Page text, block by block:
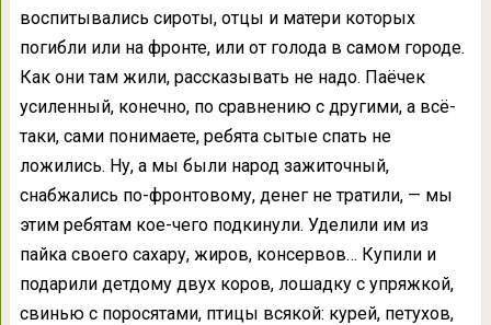
воспитывались сироты, отцы и матери которых
погибли или на фронте, или от голода в самом городе.
Как они там жили, рассказывать не надо. Паёчек
усиленный, конечно, по сравнению с другими, а всё-
таки, сами понимаете, ребята сытые спать не
ложились. Ну, а мы были народ зажиточный,
снабжались по-фронтовому, денег не тратили, — мы
этим ребятам кое-чего подкинули. Уделили им из
пайка своего сахару, жиров, консервов… Купили и
подарили детдому двух коров, лошадку с упряжкой,
свинью с поросятами, птицы всякой: курей, петухов,